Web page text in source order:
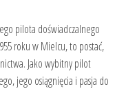
pilota doświadczalnego
roku w Mielcu, to postać,
Jako wybitny pilot
jego osiągnięcia i pasja do